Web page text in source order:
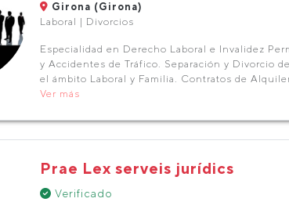
Girona (Girona)
Laboral | Divorcios
Especialidad en Derecho Laboral e Invalidez
y Accidentes de Tráfico. Separación y Divorcio
el ámbito Laboral y Familia. Contratos de
Ver más
Prae Lex serveis jurídics
Verificado